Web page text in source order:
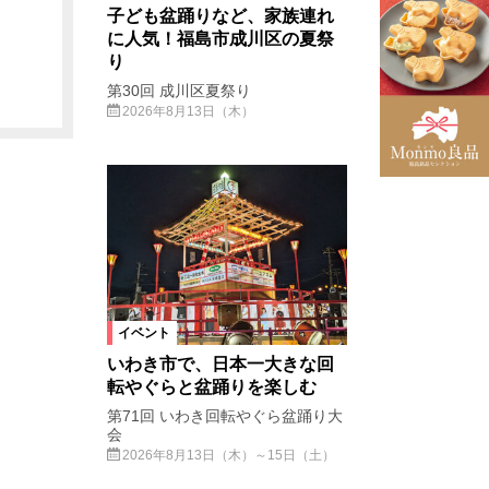
子ども盆踊りなど、家族連れ
に人気！福島市成川区の夏祭
り
第30回 成川区夏祭り
2026年8月13日（木）
イベント
いわき市で、日本一大きな回
転やぐらと盆踊りを楽しむ
第71回 いわき回転やぐら盆踊り大
会
2026年8月13日（木）～15日（土）